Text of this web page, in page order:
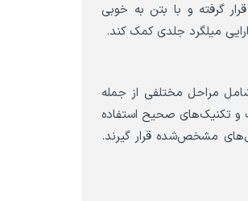
گرفته و با بتن به خوبی
میلگرد جلدی کمک کند.
مراحل مختلفی از جمله
و تکنیک‌های صحیح استفاده
مشخص‌شده قرار گیرند.